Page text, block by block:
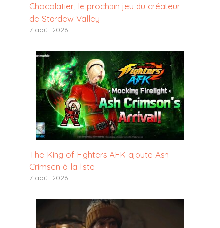
Chocolatier, le prochain jeu du créateur
de Stardew Valley
7 août 2026
The King of Fighters AFK ajoute Ash
Crimson à la liste
7 août 2026